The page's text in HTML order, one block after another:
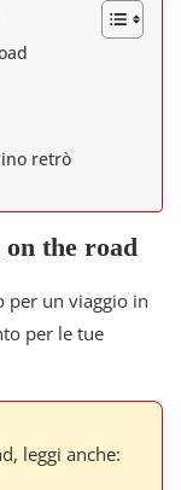
retrò
the road
per un viaggio in
per le tue
leggi anche: